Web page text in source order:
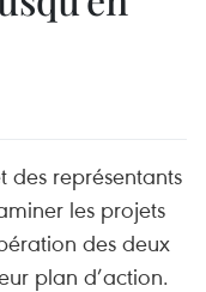
des représentants
les projets
des deux
plan d’action.